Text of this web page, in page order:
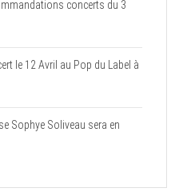
concerts du 3
le 12 Avril au Pop du Label à
Sophye Soliveau sera en